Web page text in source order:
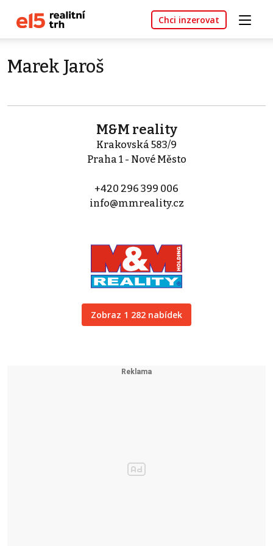
Chci inzerovat
Marek Jaroš
M&M reality
Krakovská 583/9
Praha 1 - Nové Město
+420 296 399 006
info@mmreality.cz
Zobraz 1 282 nabídek